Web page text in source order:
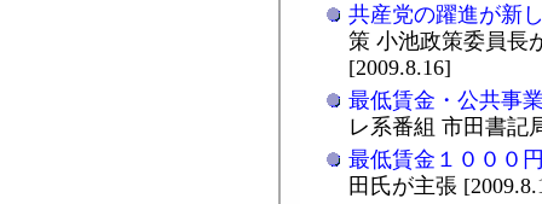
共産党の躍進が新
策 小池政策委員長
[2009.8.16]
最低賃金・公共事
レ系番組 市田書記
最低賃金１０００
田氏が主張